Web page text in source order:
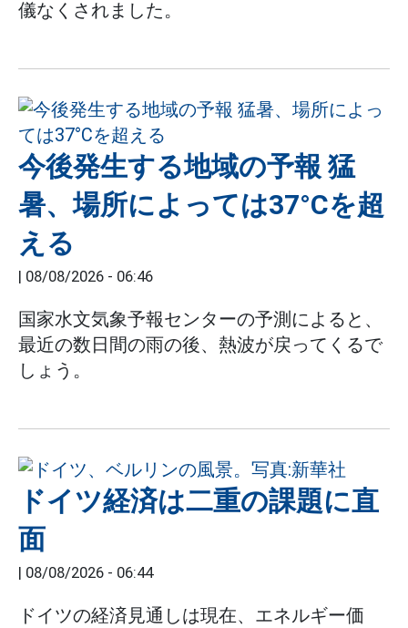
儀なくされました。
今後発生する地域の予報 猛
暑、場所によっては37°Cを超
える
08/08/2026 - 06:46
国家水文気象予報センターの予測によると、
最近の数日間の雨の後、熱波が戻ってくるで
しょう。
ドイツ経済は二重の課題に直
面
08/08/2026 - 06:44
ドイツの経済見通しは現在、エネルギー価